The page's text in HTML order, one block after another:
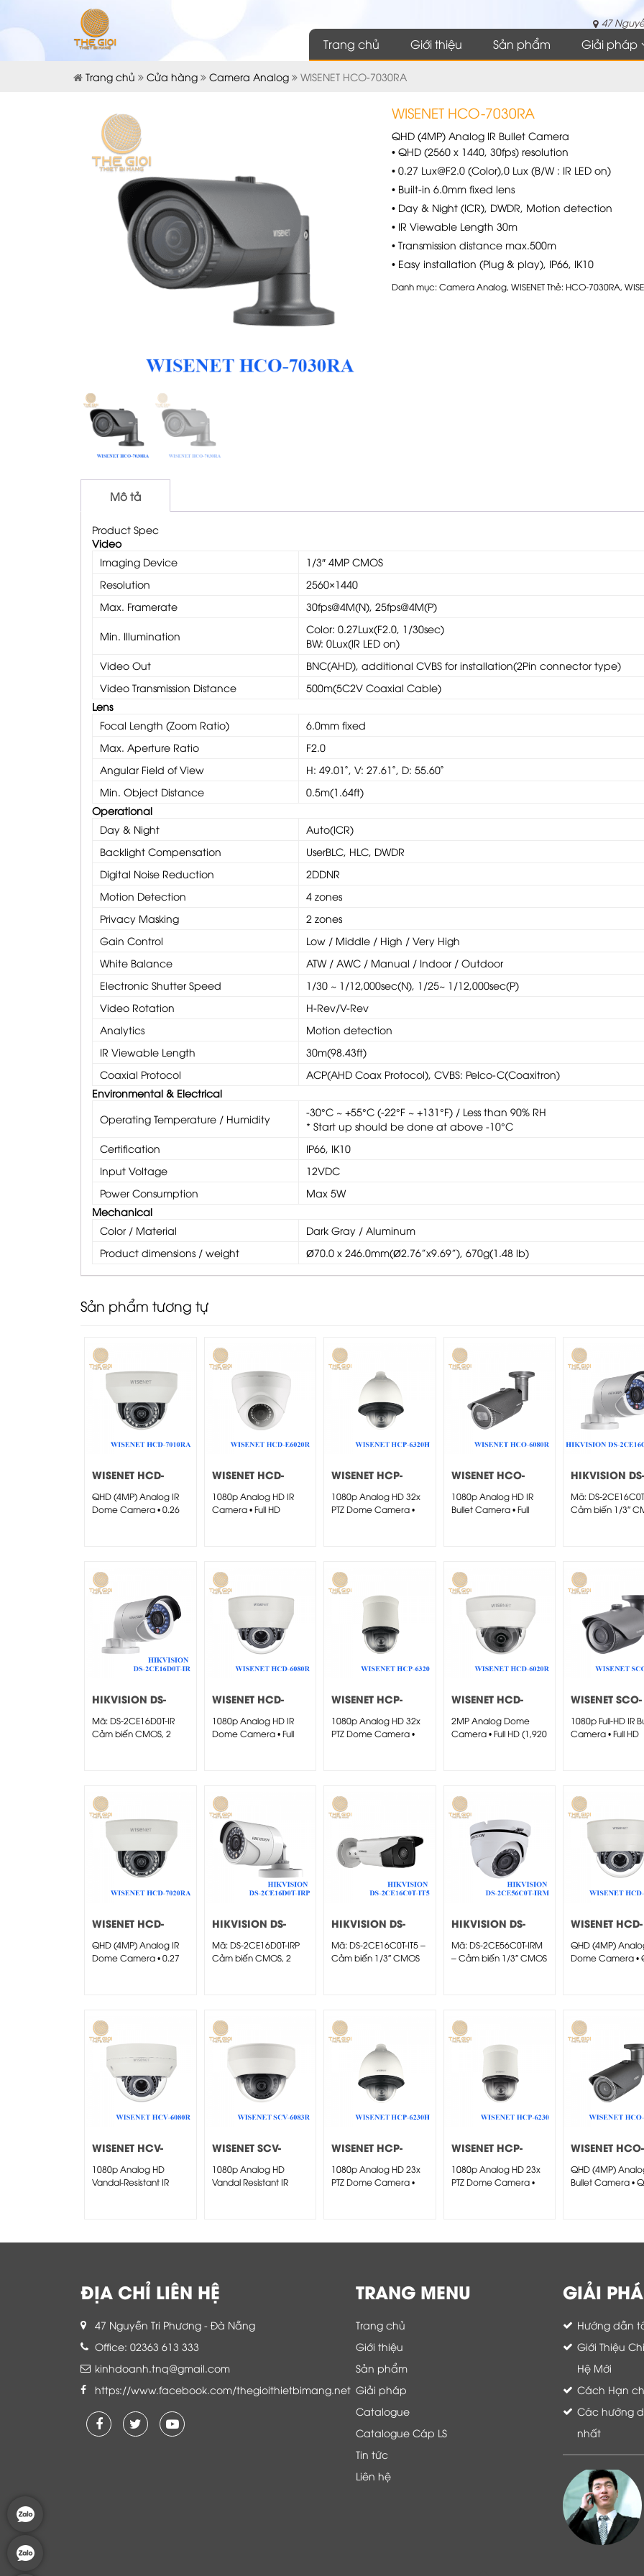
47
Trang chủ Giới thiệu Sản phẩm Giải pháp
Trang chủ Cửa hàng Camera Analog WISENET HCO-7030RA
WISENET HCO-7030RA
QHD (4MP) Analog IR Bullet Camera
• QHD (2560 x 1440, 30fps) resolution
• 0.27 Lux@F2.0 (Color),0 Lux (B/W : IR LED on)
• Built-in 6.0mm fixed lens
• Day & Night (ICR), DWDR, Motion detection
• IR Viewable Length 30m
• Transmission distance max.500m
• Easy installation (Plug & play), IP66, IK10
Danh mục:Camera Analog, WISENETThẻ:HCO-7030RA,
Mô tả
Product Spec
Video
Imaging Device
1/3″ 4MP CMOS
Resolution
2560×1440
Max. Framerate
30fps@4M(N), 25fps@4M(P)
Min. Illumination
Color: 0.27Lux(F2.0, 1/30sec)
BW: 0Lux(IR LED on)
Video Out
BNC(AHD), additional CVBS for installation(2Pin connector type)
Video Transmission Distance
500m(5C2V Coaxial Cable)
Lens
Focal Length (Zoom Ratio)
6.0mm fixed
Max. Aperture Ratio
F2.0
Angular Field of View
H: 49.01˚, V: 27.61˚, D: 55.60˚
Min. Object Distance
0.5m(1.64ft)
Operational
Day & Night
Auto(ICR)
Backlight Compensation
UserBLC, HLC, DWDR
Digital Noise Reduction
2DDNR
Motion Detection
4 zones
Privacy Masking
2 zones
Gain Control
Low / Middle / High / Very High
White Balance
ATW / AWC / Manual / Indoor / Outdoor
Electronic Shutter Speed
1/30 ~ 1/12,000sec(N), 1/25~ 1/12,000sec(P)
Video Rotation
H-Rev/V-Rev
Analytics
Motion detection
IR Viewable Length
30m(98.43ft)
Coaxial Protocol
ACP(AHD Coax Protocol), CVBS: Pelco-C(Coaxitron)
Environmental & Electrical
Operating Temperature / Humidity
-30°C ~ +55°C (-22°F ~ +131°F) / Less than 90% RH
* Start up should be done at above -10°C
Certification
IP66, IK10
Input Voltage
12VDC
Power Consumption
Max 5W
Mechanical
Color / Material
Dark Gray / Aluminum
Product dimensions / weight
Ø70.0 x 246.0mm(Ø2.76”x9.69”), 670g(1.48 lb)
Sản phẩm tương tự
WISENET HCD-
7010RA
QHD (4MP) Analog IR
Dome Camera • 0.26
WISENET HCD-
E6020R
1080p Analog HD IR
Camera • Full HD
WISENET HCP-
6320H
1080p Analog HD 32x
PTZ Dome Camera •
WISENET HCO-
6080R
1080p Analog HD IR
Bullet Camera • Full
HIKVISION DS-
2CE16C0T-IRP
Mã: DS-
Cảm biến 1/3″
HIKVISION DS-
2CE16D0T-IR
Mã: DS-2CE16D0T-IR
Cảm biến CMOS, 2
WISENET HCD-
6080R
1080p Analog HD IR
Dome Camera • Full
WISENET HCP-
6320
1080p Analog HD 32x
PTZ Dome Camera •
WISENET HCD-
6010
2MP Analog Dome
Camera • Full HD (1,920
WISENET SCO-
6023R
1080p Full-HD IR
Camera • Full HD
WISENET HCD-
7020RA
QHD (4MP) Analog IR
Dome Camera • 0.27
HIKVISION DS-
2CE16D0T-IRP
Mã: DS-2CE16D0T-IRP
Cảm biến CMOS, 2
HIKVISION DS-
2CE16C0T-IT5
Mã: DS-2CE16C0T-IT5 –
Cảm biến 1/3″ CMOS
HIKVISION DS-
2CE56C0T-IRM
Mã: DS-2CE56C0T-IRM
– Cảm biến 1/3″ CMOS
WISENET HCD-
7070RA
QHD (4MP)
Dome Camera •
WISENET HCV-
6080R
1080p Analog HD
Vandal-Resistant IR
WISENET SCV-
6083R
1080p Analog HD
Vandal Resistant IR
WISENET HCP-
6230H
1080p Analog HD 23x
PTZ Dome Camera •
WISENET HCP-
6230
1080p Analog HD 23x
PTZ Dome Camera •
WISENET HCO-
7010RA
QHD (4MP)
Bullet Camera •
ĐỊA CHỈ LIÊN HỆ
47 Nguyễn Tri Phương - Đà Nẵng
Office: 02363 613 333
kinhdoanh.tnq@gmail.com
https://www.facebook.com/thegioithietbimang.net
TRANG MENU
Trang chủ
Giới thiệu
Sản phẩm
Giải pháp
Catalogue
Catalogue Cáp LS
Tin tức
Liên hệ
GIẢI
Hướng dẫn
Giới Thiệu
Hệ Mới
Cách Hạn
Các hướng
nhất
tâm và tin tưởng đội ngũ kỹ thuật, chăm
sóc khách hàng luôn hỗ trợ khách hàng
Là khách hàng đang sử dụng dịch vụ của